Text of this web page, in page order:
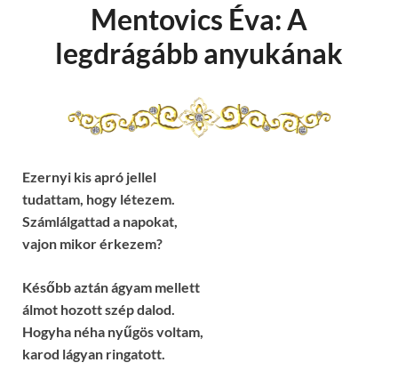
Mentovics Éva: A
legdrágább anyukának
Ezernyi kis apró jellel
tudattam, hogy létezem.
Számlálgattad a napokat,
vajon mikor érkezem?
Később aztán ágyam mellett
álmot hozott szép dalod.
Hogyha néha nyűgös voltam,
karod lágyan ringatott.